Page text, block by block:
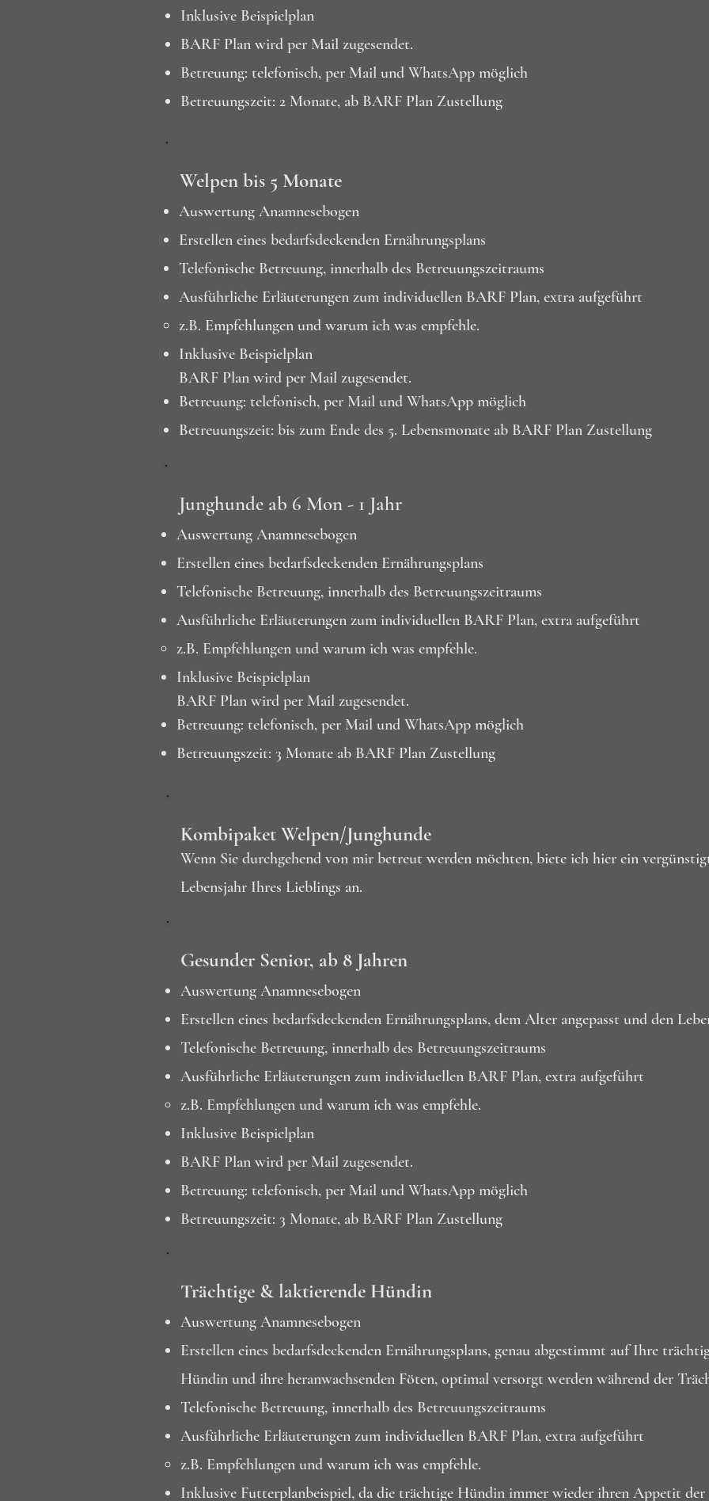
Inklusive Beispielplan
BARF Plan wird per Mail zugesendet.
Betreuung: telefonisch, per Mail und WhatsApp möglich
Betreuungszeit: 2 Monate, ab BARF Plan Zustellung
Welpen bis 5 Monate
Auswertung Anamnesebogen
Erstellen eines bedarfsdeckenden Ernährungsplans
Telefonische Betreuung, innerhalb des Betreuungszeitraums
Ausführliche Erläuterungen zum individuellen BARF Plan, extra aufgeführt
z.B. Empfehlungen und warum ich was empfehle.
Inklusive Beispielplan
BARF Plan wird per Mail zugesendet.
Betreuung: telefonisch, per Mail und WhatsApp möglich
Betreuungszeit: bis zum Ende des 5. Lebensmonate ab BARF Plan Zustellung
Junghunde ab 6 Mon - 1 Jahr
Auswertung Anamnesebogen
Erstellen eines bedarfsdeckenden Ernährungsplans
Telefonische Betreuung, innerhalb des Betreuungszeitraums
Ausführliche Erläuterungen zum individuellen BARF Plan, extra aufgeführt
z.B. Empfehlungen und warum ich was empfehle.
Inklusive Beispielplan
BARF Plan wird per Mail zugesendet.
Betreuung: telefonisch, per Mail und WhatsApp möglich
Betreuungszeit: 3 Monate ab BARF Plan Zustellung
Kombipaket Welpen/Junghunde
Wenn Sie durchgehend von mir betreut werden möchten, biete ich hier ein
Lebensjahr Ihres Lieblings an.
Gesunder Senior, ab 8 Jahren
Auswertung Anamnesebogen
Erstellen eines bedarfsdeckenden Ernährungsplans, dem Alter angepasst und den
Telefonische Betreuung, innerhalb des Betreuungszeitraums
Ausführliche Erläuterungen zum individuellen BARF Plan, extra aufgeführt
z.B. Empfehlungen und warum ich was empfehle.
Inklusive Beispielplan
BARF Plan wird per Mail zugesendet.
Betreuung: telefonisch, per Mail und WhatsApp möglich
Betreuungszeit: 3 Monate, ab BARF Plan Zustellung
Trächtige & laktierende Hündin
Auswertung Anamnesebogen
Erstellen eines bedarfsdeckenden Ernährungsplans, genau abgestimmt auf Ihre
Hündin und ihre heranwachsenden Föten, optimal versorgt werden während der
Telefonische Betreuung, innerhalb des Betreuungszeitraums
Ausführliche Erläuterungen zum individuellen BARF Plan, extra aufgeführt
z.B. Empfehlungen und warum ich was empfehle.
Inklusive Futterplanbeispiel, da die trächtige Hündin immer wieder ihren Appetit der